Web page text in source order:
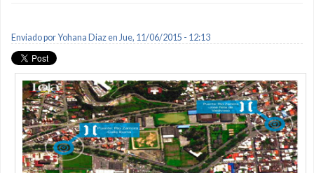
Enviado porYohana Diazen Jue, 11/06/2015 - 12:13